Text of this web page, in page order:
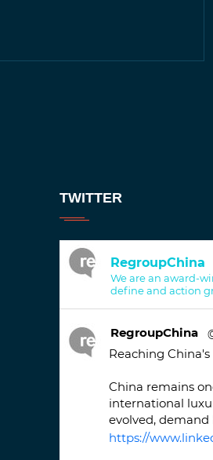
TWITTER
RegroupChina
We are an award-
define and action
RegroupChina
Reaching
China remains
international
evolved,
https://